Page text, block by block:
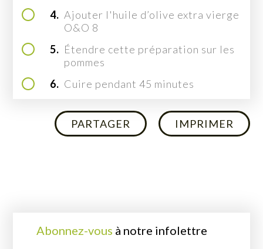
4. Ajouter l'huile d’olive extra vierge
O&O 8
5. Étendre cette préparation sur les
pommes
6. Cuire pendant 45 minutes
PARTAGER IMPRIMER
Abonnez-vous à notre infolettre